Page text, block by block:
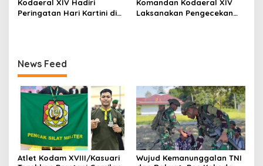
Suswa
Wakil Presiden RI
Kodaeral XIV Hadiri
Peringatan Hari Kartini di
Komandan Kodaeral XIV
Laksanakan Pengecekan
News Feed
Atlet Kodam XVIII/Kasuari
Wujud Kemanunggalan TNI